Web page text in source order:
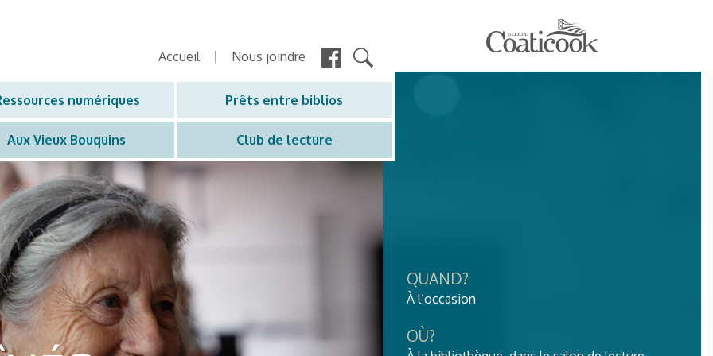
Accueil Nous joindre
numériques Prêts entre biblios
Aux Vieux Bouquins Club de lecture
QUAND?
À l’occasion
OÙ?